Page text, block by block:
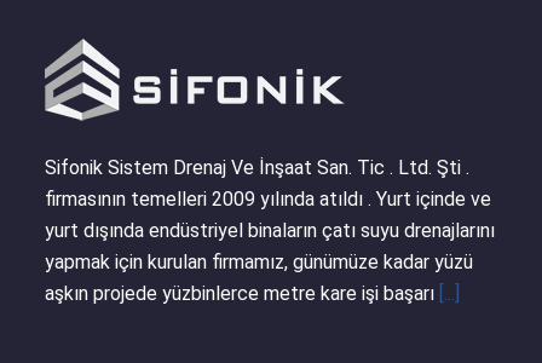
Sifonik Sistem Drenaj Ve İnşaat San. Tic . Ltd. Şti .
firmasının temelleri 2009 yılında atıldı . Yurt içinde ve
yurt dışında endüstriyel binaların çatı suyu drenajlarını
yapmak için kurulan firmamız, günümüze kadar yüzü
aşkın projede yüzbinlerce metre kare işi başarı [...]